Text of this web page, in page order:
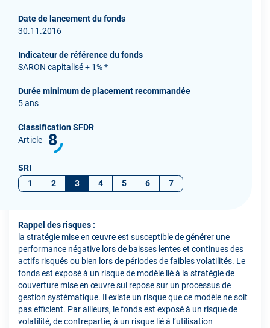
Date de lancement du fonds
30.11.2016
Indicateur de référence du fonds
SARON capitalisé + 1% *
Durée minimum de placement recommandée
5 ans
Classification SFDR
Article
8
SRI
1
2 3 4 5 6 7
Rappel des risques :
la stratégie mise en œuvre est susceptible de générer une
performance négative lors de baisses lentes et continues des
actifs risqués ou bien lors de périodes de faibles volatilités. Le
fonds est exposé à un risque de modèle lié à la stratégie de
couverture mise en œuvre sui repose sur un processus de
gestion systématique. Il existe un risque que ce modèle ne soit
pas efficient. Par ailleurs, le fonds est exposé à un risque de
volatilité, de contrepartie, à un risque lié à l’utilisation